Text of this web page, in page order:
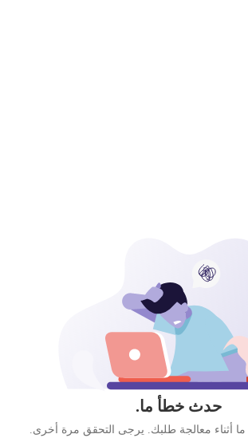
حدث خطأ ما.
أثناء معالجة طلبك. يرجى التحقق مرة أخرى.